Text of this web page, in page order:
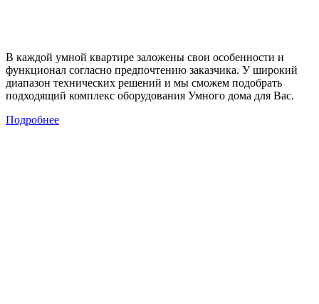
В каждой умной квартире заложены свои особенности и
функционал согласно предпочтению заказчика. У широкий
диапазон технических решений и мы сможем подобрать
подходящий комплекс оборудования Умного дома для Вас.
Подробнее